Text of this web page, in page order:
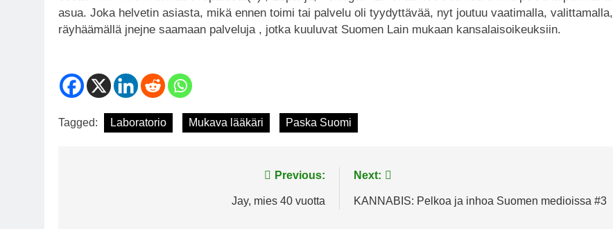
asua. Joka helvetin asiasta, mikä ennen toimi tai palvelu oli tyydyttävää, nyt joutuu vaatimalla, valittamalla,
räyhäämällä jnejne saamaan palveluja , jotka kuuluvat Suomen Lain mukaan kansalaisoikeuksiin.
Tagged: Laboratorio Mukava lääkäri Paska Suomi
Previous:
Jay, mies 40 vuotta
Next:
KANNABIS: Pelkoa ja inhoa Suomen medioissa #3